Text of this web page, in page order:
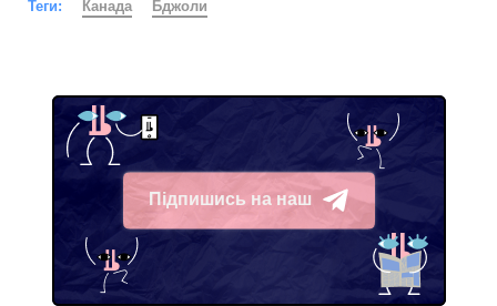
Теги: Канада Бджоли
Підпишись на наш
Telegram